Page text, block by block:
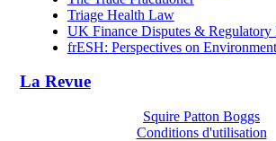
Triage Health Law
UK Finance Disputes & Regulatory
frESH: Perspectives on
La Revue
Squire Patton Boggs
Conditions d'utilisation